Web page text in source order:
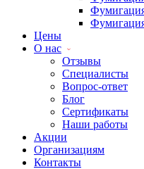
Цены
О нас
Отзывы
Специалисты
Вопрос-ответ
Блог
Сертификаты
Наши работы
Акции
Организациям
Контакты